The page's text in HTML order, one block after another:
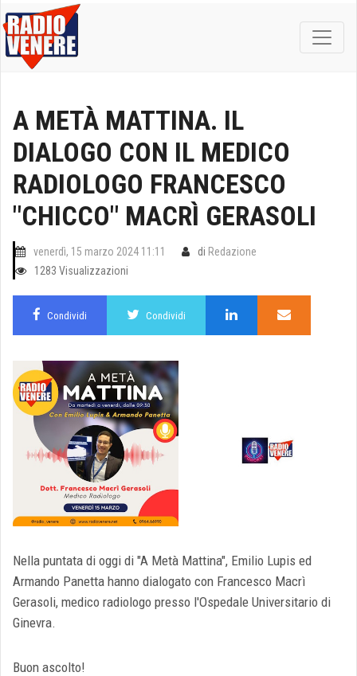
A METÀ MATTINA. IL
DIALOGO CON IL MEDICO
RADIOLOGO FRANCESCO
"CHICCO" MACRÌ GERASOLI
venerdì, 15 marzo 2024 11:11 di Redazione
1283 Visualizzazioni
Condividi Condividi
Nella puntata di oggi di "A Metà Mattina", Emilio Lupis ed
Armando Panetta hanno dialogato con Francesco Macrì
Gerasoli, medico radiologo presso l'Ospedale Universitario di
Ginevra.
Buon ascolto!